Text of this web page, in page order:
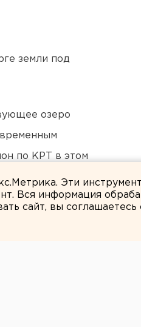
земли под
озеро
по КРТ в этом
Эти
Вся информация
сайт, вы